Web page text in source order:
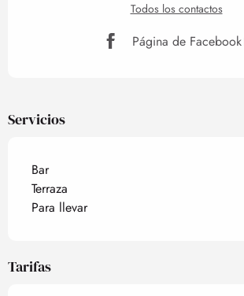
Todos los contactos
Página de Facebook
Servicios
Bar
Terraza
Para llevar
Tarifas